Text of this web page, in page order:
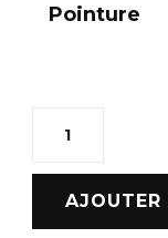
Pointure
AJOUTER